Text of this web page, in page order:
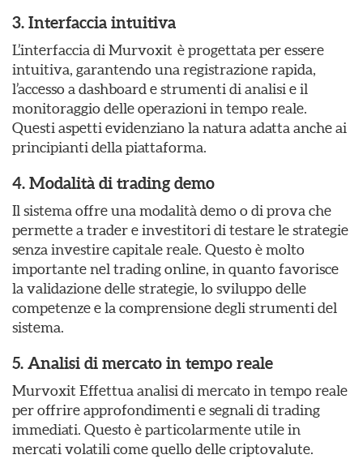
3. Interfaccia intuitiva
L’interfaccia di Murvoxit è progettata per essere
intuitiva, garantendo una registrazione rapida,
l’accesso a dashboard e strumenti di analisi e il
monitoraggio delle operazioni in tempo reale.
Questi aspetti evidenziano la natura adatta anche ai
principianti della piattaforma.
4. Modalità di trading demo
Il sistema offre una modalità demo o di prova che
permette a trader e investitori di testare le strategie
senza investire capitale reale. Questo è molto
importante nel trading online, in quanto favorisce
la validazione delle strategie, lo sviluppo delle
competenze e la comprensione degli strumenti del
sistema.
5. Analisi di mercato in tempo reale
Murvoxit Effettua analisi di mercato in tempo reale
per offrire approfondimenti e segnali di trading
immediati. Questo è particolarmente utile in
mercati volatili come quello delle criptovalute.